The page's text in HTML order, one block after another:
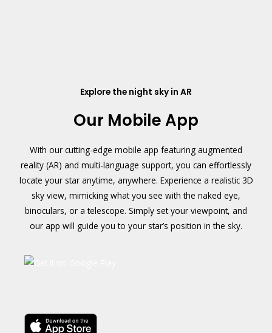
Explore the night sky in AR
Our Mobile App
With our cutting-edge mobile app featuring augmented
reality (AR) and multi-language support, you can effortlessly
locate your star anytime, anywhere. Experience a realistic 3D
sky view, mimicking what you see with the naked eye,
binoculars, or a telescope. Simply set your viewpoint, and
our app will guide you to your star’s position in the sky.